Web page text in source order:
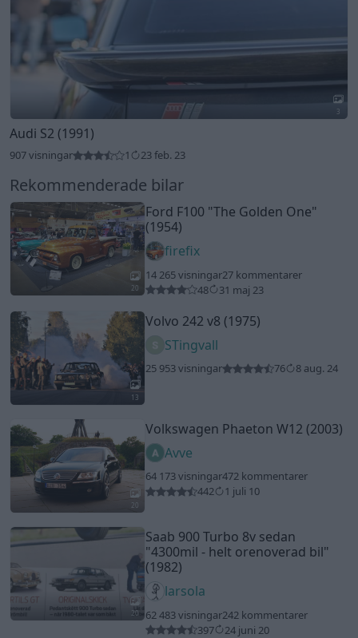
3
Audi S2 (1991)
907 visningar 1 23 feb. 23
Rekommenderade bilar
20
Ford F100 "The Golden One"
(1954)
firefix
14 265 visningar27 kommentarer
48
31 maj 23
13
Volvo 242 v8 (1975)
STingvall
25 953 visningar 76 8 aug. 24
20
Volkswagen Phaeton W12 (2003)
Avve
64 173 visningar472 kommentarer
442
1 juli 10
20
Saab 900 Turbo 8v sedan
"4300mil - helt orenoverad bil"
(1982)
larsola
62 483 visningar242 kommentarer
397
24 juni 20